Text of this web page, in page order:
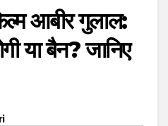
आबीर गुलाल:
या बैन? जानिए